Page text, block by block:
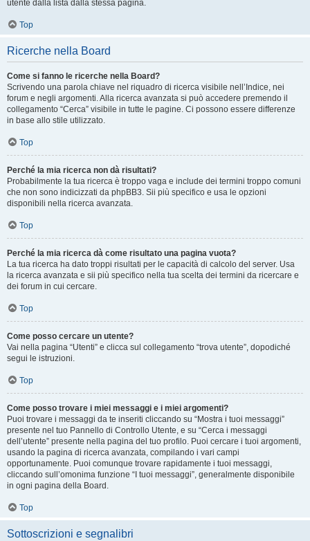
utente dalla lista dalla stessa pagina.
Top
Ricerche nella Board
Come si fanno le ricerche nella Board?
Scrivendo una parola chiave nel riquadro di ricerca visibile nell’Indice, nei
forum e negli argomenti. Alla ricerca avanzata si può accedere premendo il
collegamento “Cerca” visibile in tutte le pagine. Ci possono essere differenze
in base allo stile utilizzato.
Top
Perché la mia ricerca non dà risultati?
Probabilmente la tua ricerca è troppo vaga e include dei termini troppo comuni
che non sono indicizzati da phpBB3. Sii più specifico e usa le opzioni
disponibili nella ricerca avanzata.
Top
Perché la mia ricerca dà come risultato una pagina vuota?
La tua ricerca ha dato troppi risultati per le capacità di calcolo del server. Usa
la ricerca avanzata e sii più specifico nella tua scelta dei termini da ricercare e
dei forum in cui cercare.
Top
Come posso cercare un utente?
Vai nella pagina “Utenti” e clicca sul collegamento “trova utente”, dopodiché
segui le istruzioni.
Top
Come posso trovare i miei messaggi e i miei argomenti?
Puoi trovare i messaggi da te inseriti cliccando su “Mostra i tuoi messaggi”
presente nel tuo Pannello di Controllo Utente, e su “Cerca i messaggi
dell’utente” presente nella pagina del tuo profilo. Puoi cercare i tuoi argomenti,
usando la pagina di ricerca avanzata, compilando i vari campi
opportunamente. Puoi comunque trovare rapidamente i tuoi messaggi,
cliccando sull’omonima funzione “I tuoi messaggi”, generalmente disponibile
in ogni pagina della Board.
Top
Sottoscrizioni e segnalibri